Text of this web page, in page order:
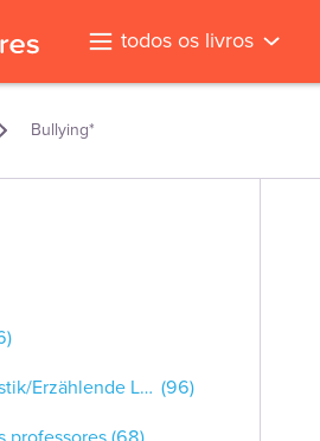
todos os livros
Bullying*
PBS / Belletristik/Erzählende Literatur (96)